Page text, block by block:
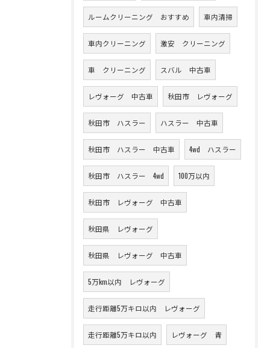
ルームクリーニング おすすめ 車内清掃
車内クリーニング 激安 クリーニング
車 クリーニング スバル 中古車
レヴォーグ 中古車 秋田市 レヴォーグ
秋田市 ハスラー ハスラー 中古車
秋田市 ハスラー 中古車 4wd ハスラー
秋田市 ハスラー 4wd 100万以内
秋田市 レヴォーグ 中古車
秋田県 レヴォーグ
秋田県 レヴォーグ 中古車
5万km以内 レヴォーグ
走行距離5万キロ以内 レヴォーグ
走行距離5万キロ以内 レヴォーグ 青